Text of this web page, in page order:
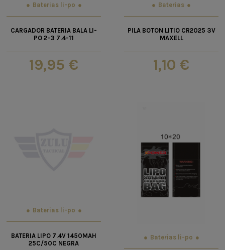
Baterias li-po
CARGADOR BATERIA BALA LI-
PO 2-3 7.4-11
19,95 €
Baterias
PILA BOTON LITIO CR2025 3V
MAXELL
1,10 €
Baterias li-po
BATERIA LIPO 7.4V 1450MAH
25C/50C NEGRA
Baterias li-po